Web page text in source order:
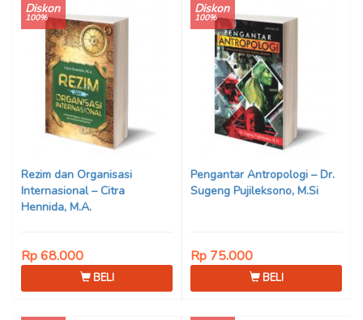
Diskon
100%
Rezim dan Organisasi
Internasional – Citra
Hennida, M.A.
Rp 68.000
BELI
Diskon
100%
Pengantar Antropologi – Dr.
Sugeng Pujileksono, M.Si
Rp 75.000
BELI